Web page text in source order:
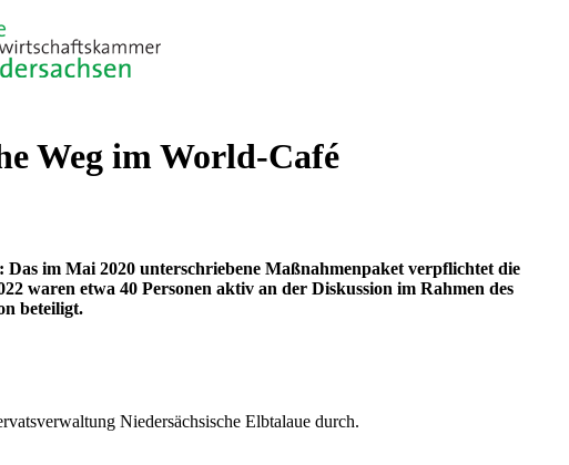
Weg im World-Café
im Mai 2020 unterschriebene Maßnahmenpaket verpflichtet die
waren etwa 40 Personen aktiv an der Diskussion im Rahmen des
beteiligt.
Niedersächsische Elbtalaue durch.